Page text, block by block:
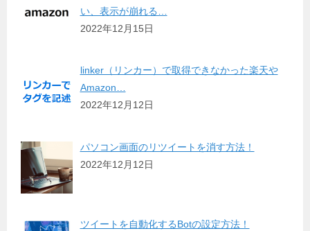
い、表示が崩れる…
2022年12月15日
linker（リンカー）で取得できなかった楽天や
Amazon…
2022年12月12日
パソコン画面のリツイートを消す方法！
2022年12月12日
ツイートを自動化するBotの設定方法！